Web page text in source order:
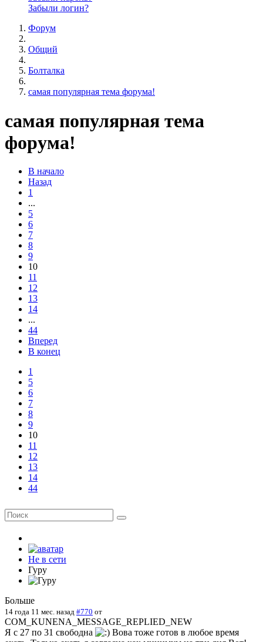
Забыли логин?
Форум
Общий
Болталка
самая популярная тема форума!
самая популярная тема
форума!
В начало
Назад
1
...
5
6
7
8
9
10
11
12
13
14
...
44
Вперед
В конец
1
5
6
7
8
9
10
11
12
13
14
44
Не в сети
Гуру
Больше
14 года 11 мес. назад #770 от
COM_KUNENA_MESSAGE_REPLIED_NEW
Я с 27 по 31 свободна
Вова тоже готов в любое время